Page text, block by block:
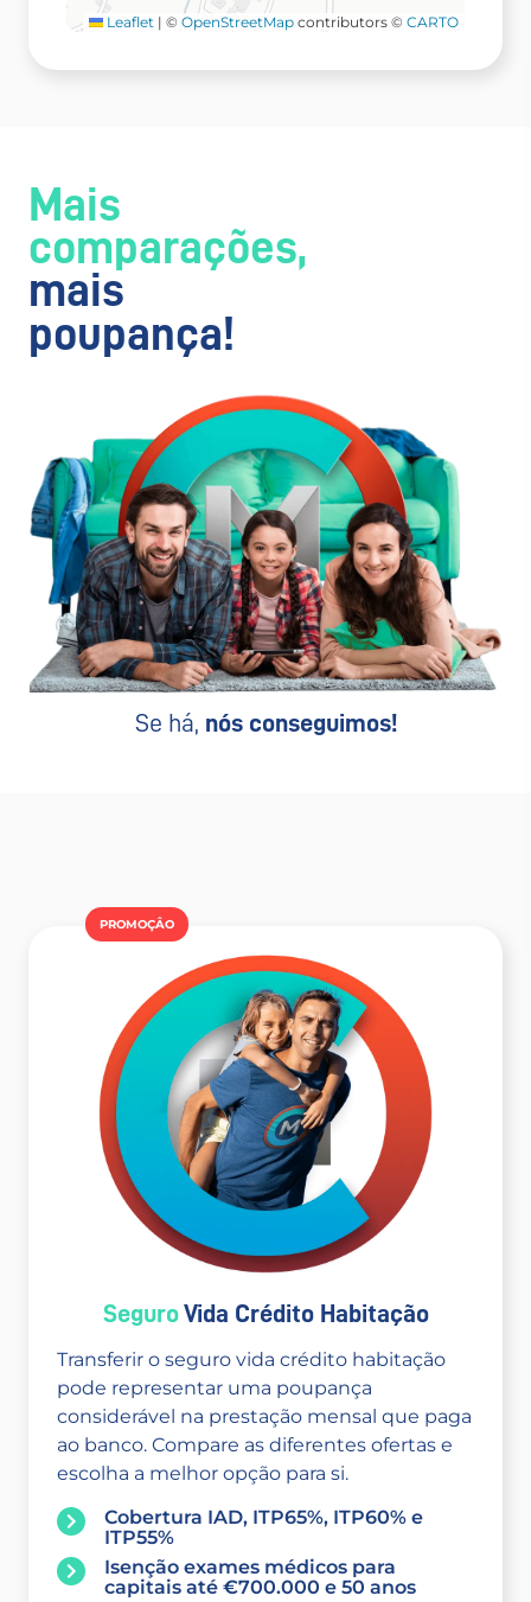
Leaflet | © OpenStreetMap contributors © CARTO
Mais
comparações,
mais
poupança!
Se há, nós conseguimos!
PROMOÇÂO
SeguroVida Crédito Habitação
Transferir o seguro vida crédito habitação
pode representar uma poupança
considerável na prestação mensal que paga
ao banco. Compare as diferentes ofertas e
escolha a melhor opção para si.
Cobertura IAD, ITP65%, ITP60% e
ITP55%
Isenção exames médicos para
capitais até €700.000 e 50 anos